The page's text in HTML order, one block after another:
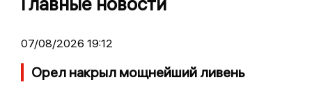
07/08/2026 19:12
Орел накрыл мощнейший ливень